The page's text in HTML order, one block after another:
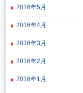
2016年5月
2016年4月
2016年3月
2016年2月
2016年1月